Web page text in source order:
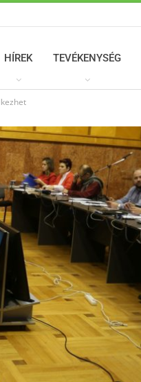
HÍREK TEVÉKENYSÉG